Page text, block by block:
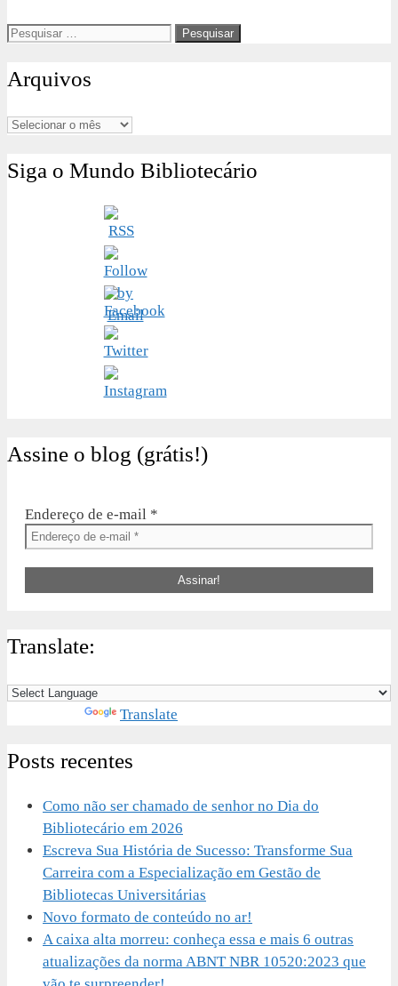
Pesquisar
Arquivos
Arquivos
Siga o Mundo Bibliotecário
Assine o blog (grátis!)
Endereço de e-mail *
Translate:
Translate
Posts recentes
Como não ser chamado de senhor no Dia do
Bibliotecário em 2026
Escreva Sua História de Sucesso: Transforme Sua
Carreira com a Especialização em Gestão de
Bibliotecas Universitárias
Novo formato de conteúdo no ar!
A caixa alta morreu: conheça essa e mais 6 outras
atualizações da norma ABNT NBR 10520:2023 que